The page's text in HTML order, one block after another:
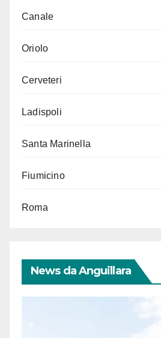
Canale
Oriolo
Cerveteri
Ladispoli
Santa Marinella
Fiumicino
Roma
News da Anguillara